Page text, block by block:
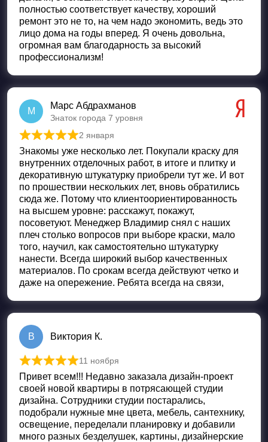
полностью соответствует качеству, хороший
ремонт это не то, на чем надо экономить, ведь это
лицо дома на годы вперед. Я очень довольна,
огромная вам благодарность за высокий
профессионализм!
М
Марс Абдрахманов
Знаток города 7 уровня
Оценка 5из 5
2 января
Знакомы уже несколько лет. Покупали краску для
внутренних отделочных работ, в итоге и плитку и
декоративную штукатурку приобрели тут же. И вот
по прошествии нескольких лет, вновь обратились
сюда же. Потому что клиентоориентированность
на высшем уровне: расскажут, покажут,
посоветуют. Менеджер Владимир снял с наших
плеч столько вопросов при выборе краски, мало
того, научил, как самостоятельно штукатурку
нанести. Всегда широкий выбор качественных
материалов. По срокам всегда действуют четко и
даже на опережение. Ребята всегда на связи,
В Виктория К.
Оценка5 из 5
11 ноября
Привет всем!!! Недавно заказала дизайн-проект
своей новой квартиры в потрясающей студии
дизайна. Сотрудники студии постарались,
подобрали нужные мне цвета, мебель, сантехнику,
освещение, переделали планировку и добавили
много разных безделушек, картины, дизайнерские